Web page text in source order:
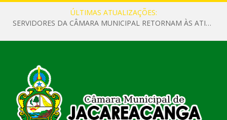
ÚLTIMAS ATUALIZAÇÕES:
SERVIDORES DA CÂMARA MUNICIPAL RETORNAM ÀS ATIVIDADES APÓS O RECESSO PARLAMENTAR